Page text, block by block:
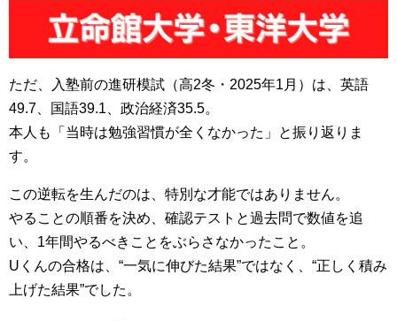
ただ、入塾前の進研模試（高2冬・2025年1月）は、英語
49.7、国語39.1、政治経済35.5。
本人も「当時は勉強習慣が全くなかった」と振り返りま
す。
この逆転を生んだのは、特別な才能ではありません。
やることの順番を決め、確認テストと過去問で数値を追
い、1年間やるべきことをぶらさなかったこと。
Uくんの合格は、“一気に伸びた結果”ではなく、“正しく積み
上げた結果”でした。